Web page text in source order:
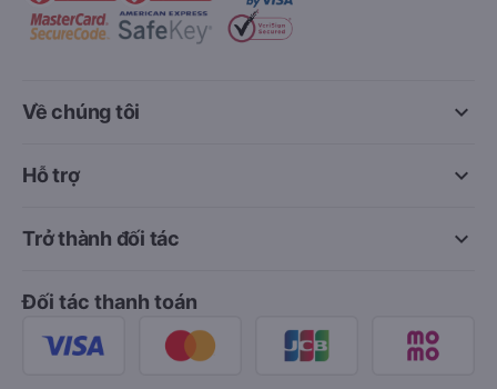
keyboard_arrow_down
Về chúng tôi
keyboard_arrow_down
Hỗ trợ
keyboard_arrow_down
Trở thành đối tác
Đối tác thanh toán